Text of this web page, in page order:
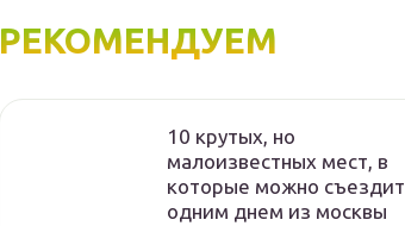
РЕКОМЕНДУЕМ
10 крутых, но
малоизвестных мест, в
которые можно
одним днем из москвы